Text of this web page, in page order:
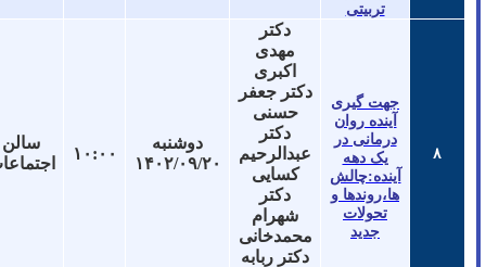
تربیتی
جهت گیری
آینده روان
درمانی در
یک دهه
آینده:چالش
ها،روندها و
تحولات
جدید
دکتر
مهدی
اکبری
دکتر جعفر
حسنی
دکتر
عبدالرحیم
کسایی
دکتر
شهرام
محمدخانی
دکتر ربابه
دوشنبه
۱۴۰۲/۰۹/۲۰
۱۰:۰۰
سالن
اجتماعات